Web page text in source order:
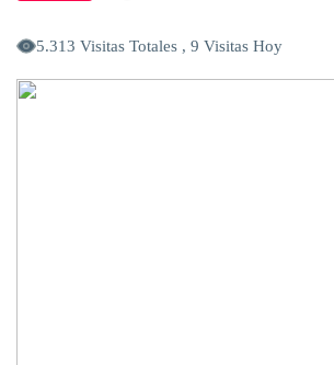
5.313 Visitas Totales , 9 Visitas Hoy